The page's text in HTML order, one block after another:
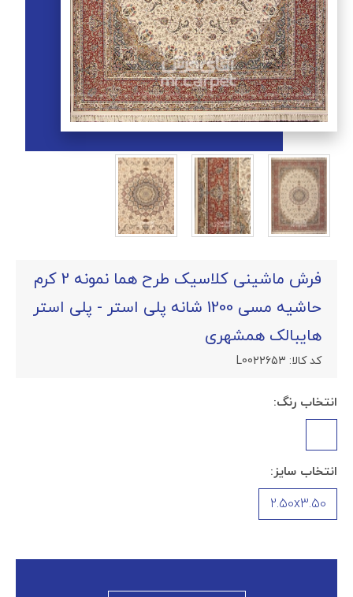
فرش ماشینی کلاسیک طرح هما نمونه 2 کرم
حاشیه مسی 1200 شانه پلی استر - پلی استر
هایبالک همشهری
کد کالا: L0022653
انتخاب رنگ:
انتخاب سایز:
2.50x3.50